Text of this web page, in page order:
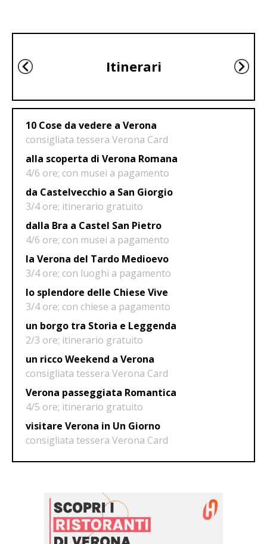
Itinerari
10 Cose da vedere a Verona
consigliata tessera Verona Card
alla scoperta di Verona Romana
4/6 ore; con musei a pagamento
da Castelvecchio a San Giorgio
3/4 ore; itinerario gratuito
dalla Bra a Castel San Pietro
4/6 ore; con musei a pagamento
la Verona del Tardo Medioevo
3/4 ore; con luoghi a pagamento
lo splendore delle Chiese Vive
3/4 ore; con chiese a pagamento
un borgo tra Storia e Leggenda
2/3 ore; itinerario gratuito
un ricco Weekend a Verona
consigliata tessera Verona Card
Verona passeggiata Romantica
4/5 ore; itinerario gratuito
visitare Verona in Un Giorno
consigliata tessera Verona Card